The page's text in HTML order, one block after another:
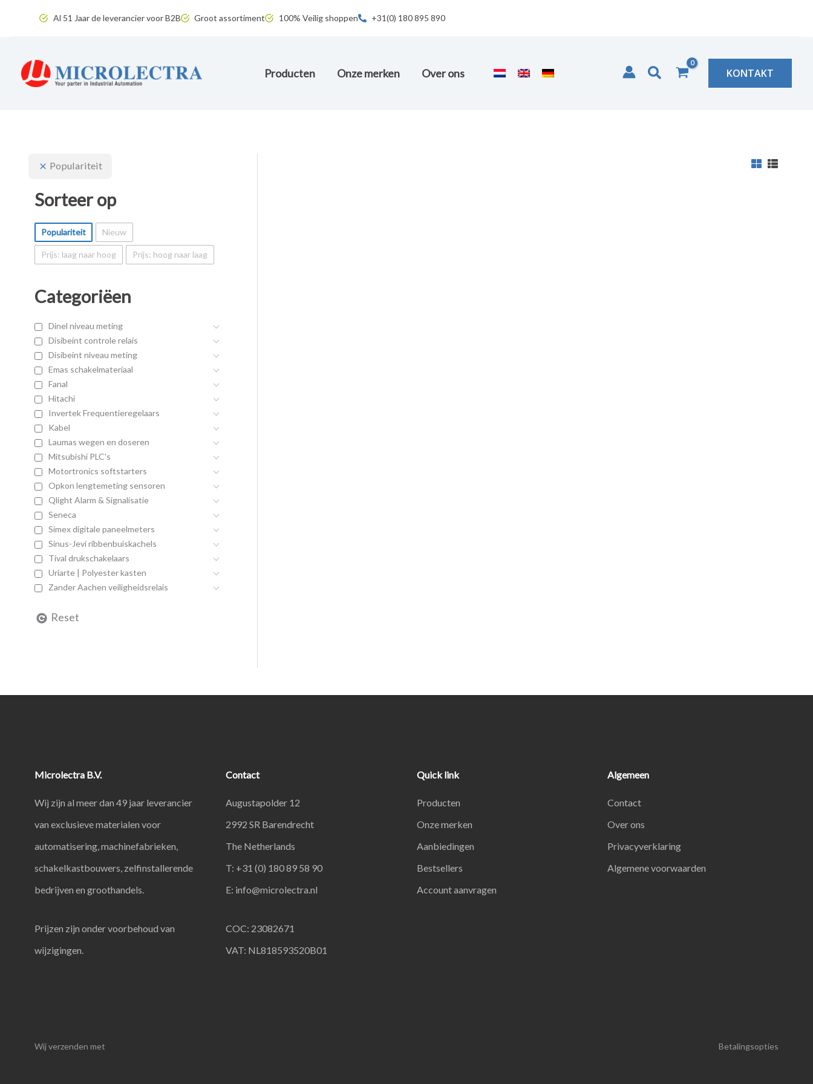
inhoud
Al 51 Jaar de leverancier voor B2B Groot assortiment 100% Veilig shoppen +31(0) 180 895 890
Producten Onze merken Over ons Zoeken KONTAKT
Populariteit
Sorteer op
Populariteit Nieuw
Prijs: laag naar hoog Prijs: hoog naar laag
Categoriëen
Dinel niveau meting
Disibeint controle relais
Disibeint niveau meting
Emas schakelmateriaal
Fanal
Hitachi
Invertek Frequentieregelaars
Kabel
Laumas wegen en doseren
Mitsubishi PLC's
Motortronics softstarters
Opkon lengtemeting sensoren
Qlight Alarm & Signalisatie
Seneca
Simex digitale paneelmeters
Sinus-Jevi ribbenbuiskachels
Tival drukschakelaars
Uriarte | Polyester kasten
Zander Aachen veiligheidsrelais
Reset
Microlectra B.V.
Wij zijn al meer dan 49 jaar leverancier
van exclusieve materialen voor
automatisering, machinefabrieken,
schakelkastbouwers, zelfinstallerende
bedrijven en groothandels.
Prijzen zijn onder voorbehoud van
wijzigingen.
Contact
Augustapolder 12
2992 SR Barendrecht
The Netherlands
T: +31 (0) 180 89 58 90
E: info@microlectra.nl
COC: 23082671
VAT: NL818593520B01
Quick link
Producten
Onze merken
Aanbiedingen
Bestsellers
Account aanvragen
Algemeen
Contact
Over ons
Privacyverklaring
Algemene voorwaarden
Wij verzenden met Betalingsopties